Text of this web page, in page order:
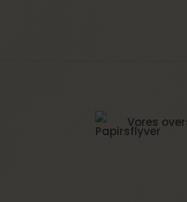
Vores